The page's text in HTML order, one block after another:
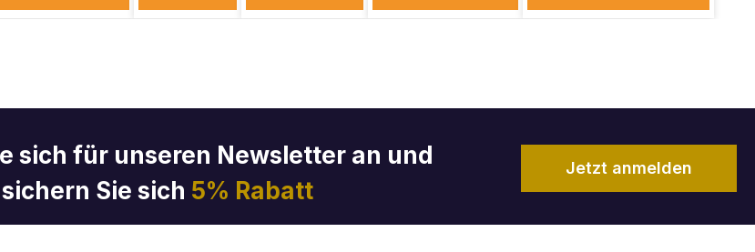
sich für unseren Newsletter an und
sichern Sie sich 5% Rabatt
Jetzt anmelden